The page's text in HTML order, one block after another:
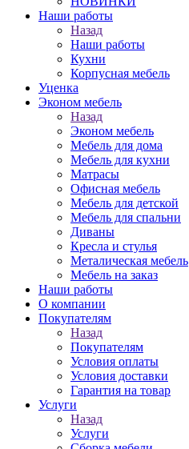
Наши работы
Назад
Наши работы
Кухни
Корпусная мебель
Уценка
Эконом мебель
Назад
Эконом мебель
Мебель для дома
Мебель для кухни
Матрасы
Офисная мебель
Мебель для детской
Мебель для спальни
Диваны
Кресла и стулья
Металическая мебель
Мебель на заказ
Наши работы
О компании
Покупателям
Назад
Покупателям
Условия оплаты
Условия доставки
Гарантия на товар
Услуги
Назад
Услуги